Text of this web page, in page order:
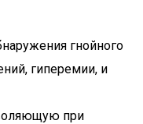
гнойного
гиперемии, и
при